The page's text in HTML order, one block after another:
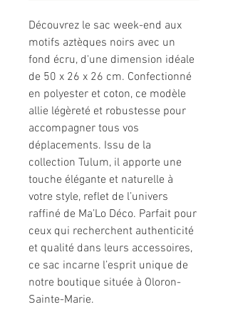
Découvrez le sac week-end aux
motifs aztèques noirs avec un
fond écru, d'une dimension idéale
de 50 x 26 x 26 cm. Confectionné
en polyester et coton, ce modèle
allie légèreté et robustesse pour
accompagner tous vos
déplacements. Issu de la
collection Tulum, il apporte une
touche élégante et naturelle à
votre style, reflet de l’univers
raffiné de Ma’Lo Déco. Parfait pour
ceux qui recherchent authenticité
et qualité dans leurs accessoires,
ce sac incarne l’esprit unique de
notre boutique située à Oloron-
Sainte-Marie.